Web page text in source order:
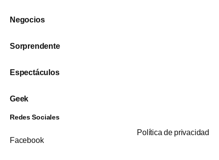
Negocios
Sorprendente
Espectáculos
Geek
Redes Sociales
Facebook
Política de privacidad